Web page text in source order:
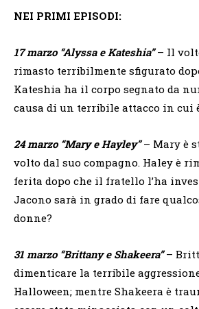
NEI PRIMI EPISODI:
17 marzo “Alyssa e Kateshia”– Il
rimasto terribilmente sfigurato
Kateshia ha il corpo segnato da
causa di un terribile attacco in cui
24 marzo “Mary e Hayley”– Mary è
volto dal suo compagno. Haley è
ferita dopo che il fratello l’ha
Jacono sarà in grado di fare
donne?
31 marzo “Brittany e Shakeera”–
dimenticare la terribile
Halloween; mentre Shakeera è